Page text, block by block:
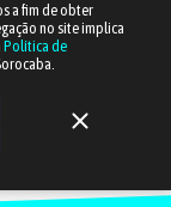
às 17h
Asiático
a fim de obter
no site implica
Política de
close